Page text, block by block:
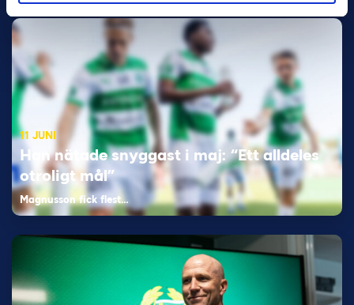
11 JUNI
Han nätade snyggast i maj: “Ett alldeles
otroligt mål”
Magnusson fick flest…